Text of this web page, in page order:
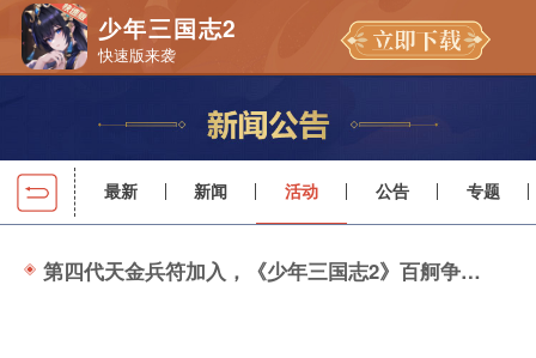
少年三国志2
快速版来袭
最新 新闻 活动 公告 专题
第四代天金兵符加入，《少年三国志2》百舸争流开启！